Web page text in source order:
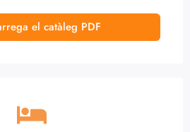
el catàleg PDF